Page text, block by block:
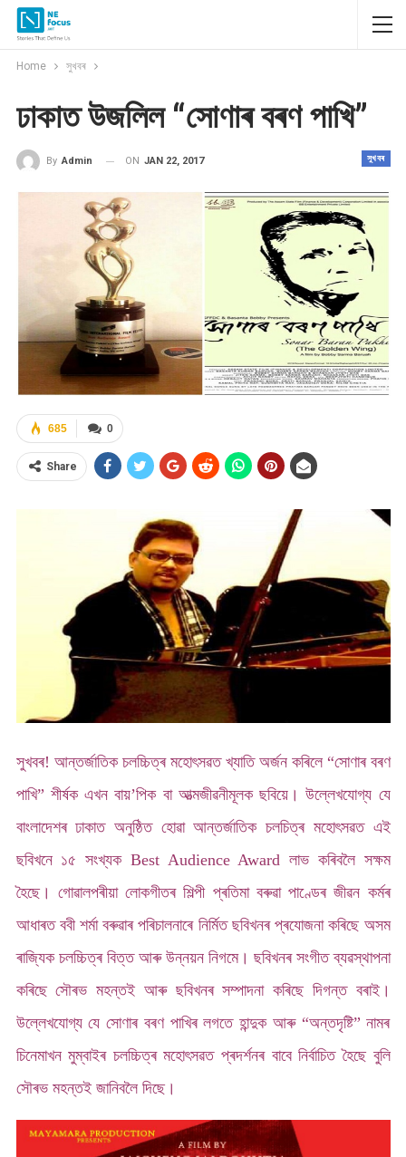
Home সুখবৰ
ঢাকাত উজলিল “সোণাৰ বৰণ পাখি”
সুখবৰ
By Admin ON JAN 22, 2017
0
685
Share
সুখবৰ! আন্তৰ্জাতিক চলচ্চিত্ৰ মহোৎসৱত খ্যাতি অৰ্জন কৰিলে “সোণাৰ বৰণ
পাখি” শীৰ্ষক এখন বায়’পিক বা আত্মজীৱনীমূলক ছবিয়ে। উল্লেখযোগ্য যে
বাংলাদেশৰ ঢাকাত অনুষ্ঠিত হোৱা আন্তৰ্জাতিক চলচিত্ৰ মহোৎসৱত এই
ছবিখনে ১৫ সংখ্যক Best Audience Award লাভ কৰিবলৈ সক্ষম
হৈছে। গোৱালপৰীয়া লোকগীতৰ শিল্পী প্ৰতিমা বৰুৱা পাণ্ডেৰ জীৱন কৰ্মৰ
আধাৰত ববী শৰ্মা বৰুৱাৰ পৰিচালনাৰে নিৰ্মিত ছবিখনৰ প্ৰযোজনা কৰিছে অসম
ৰাজ্যিক চলচ্চিত্ৰ বিত্ত আৰু উন্নয়ন নিগমে। ছবিখনৰ সংগীত ব্যৱস্থাপনা
কৰিছে সৌৰভ মহন্তই আৰু ছবিখনৰ সম্পাদনা কৰিছে দিগন্ত বৰাই।
উল্লেখযোগ্য যে সোণাৰ বৰণ পাখিৰ লগতে হান্দুক আৰু “অন্তদৃষ্টি” নামৰ
চিনেমাখন মুম্বাইৰ চলচ্চিত্ৰ মহোৎসৱত প্ৰদৰ্শনৰ বাবে নিৰ্বাচিত হৈছে বুলি
সৌৰভ মহন্তই জানিবলৈ দিছে।